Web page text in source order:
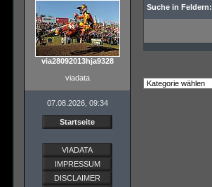
via28092013hja9328
viadata
07.08.2026, 09:34
Startseite
VIADATA
IMPRESSUM
DISCLAIMER
Suche in Feldern: